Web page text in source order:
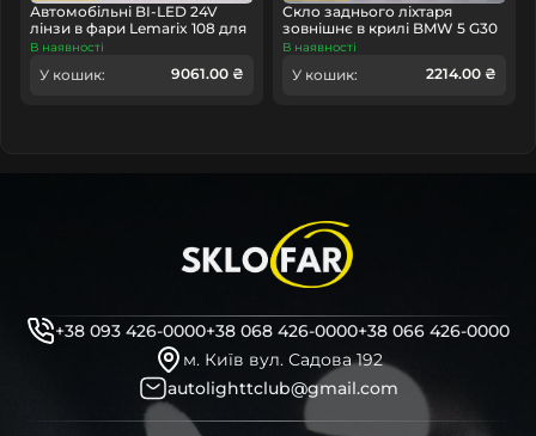
Автомобільні BI-LED 24V
лінзи в фари Lemarix 108 для
вантажних авто
В наявності
У кошик: 9061.00 ₴
Скло заднього ліхтаря
зовнішнє в крилі BMW 5 G30
Sedan (2016-2020) дорест ліве
В наявності
У кошик: 2214.00 ₴
+38 093 426-0000+38 068 426-0000+38 066 426-0000
м. Київ вул. Садова 192
autolighttclub@gmail.com